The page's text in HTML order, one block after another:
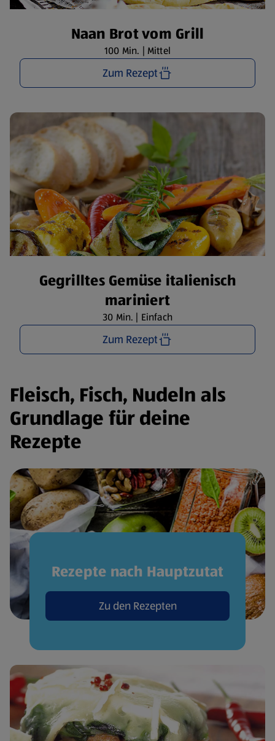
Naan Brot vom Grill
100 Min. | Mittel
Zum Rezept
Gegrilltes Gemüse italienisch
mariniert
30 Min. | Einfach
Zum Rezept
Fleisch, Fisch, Nudeln als
Grundlage für deine
Rezepte
Rezepte nach Hauptzutat
Zu den Rezepten